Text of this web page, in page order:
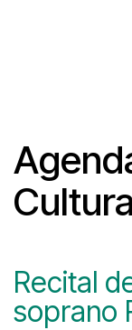
Recital
soprano